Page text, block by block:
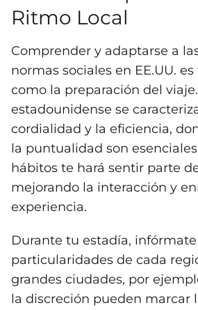
Ritmo Local
Comprender y adaptarse a
normas sociales en EE.UU.
como la preparación del
estadounidense se
cordialidad y la eficiencia,
la puntualidad son
hábitos te hará sentir parte
mejorando la interacción y
experiencia.
Durante tu estadía,
particularidades de cada
grandes ciudades, por
la discreción pueden marcar